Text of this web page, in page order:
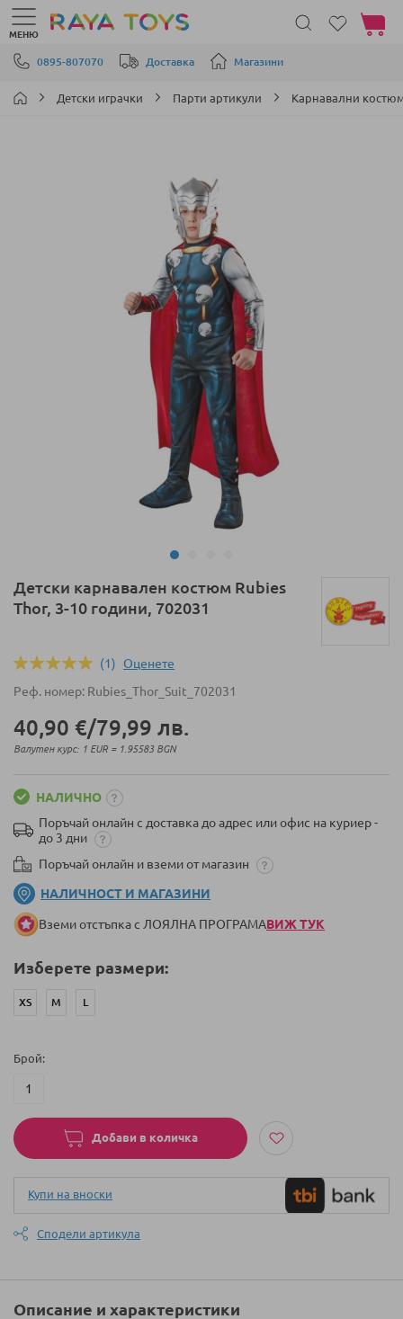
Прескачане към съдържанието
0895-807070 Доставка Магазини
МЕНЮ
Моята
Детски играчки Парти артикули Карнавални
Преминете
към
началото
галерия
снимки
Детски карнавален костюм Rubies
Thor, 3-10 години, 702031
Оценка:
(1)
Оценeте
Реф. номер Rubies_Thor_Suit_702031
40,90 €/79,99 лв.
Валутен курс: 1 EUR = 1.95583 BGN
НАЛИЧНО
Поръчай онлайн с доставка до адрес или офис на куриер -
до 3 дни
Поръчай онлайн и вземи от магазин
НАЛИЧНОСТ И МАГАЗИНИ
Вземи отстъпка с ЛОЯЛНА ПРОГРАМАВИЖ ТУК
Изберете размери:
XS M L
Брой
Добави в количка
Купи на вноски
Сподели артикула
Описание и характеристики